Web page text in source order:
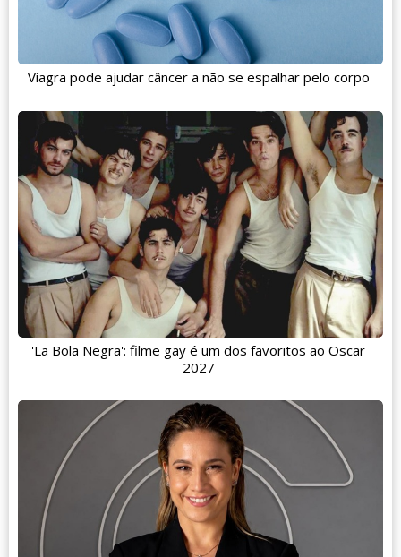
Viagra pode ajudar câncer a não se espalhar pelo corpo
'La Bola Negra': filme gay é um dos favoritos ao Oscar
2027